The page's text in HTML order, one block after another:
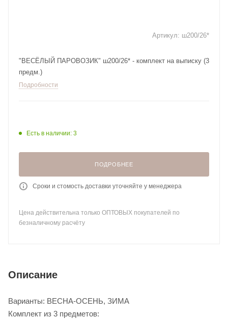
Артикул: ш200/26*
"ВЕСЁЛЫЙ ПАРОВОЗИК" ш200/26* - комплект на выписку (3
предм.)
Подробности
Есть в наличии: 3
ПОДРОБНЕЕ
Сроки и стомость доставки уточняйте у менеджера
Цена действительна только ОПТОВЫХ покупателей по
безналичному расчёту
Описание
Варианты: ВЕСНА-ОСЕНЬ, ЗИМА
Комплект из 3 предметов: